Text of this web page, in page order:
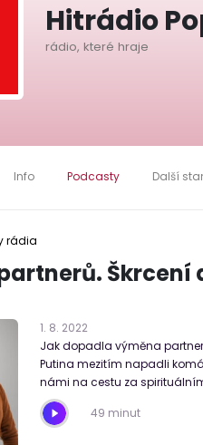
Hitrádio
rádio, které hraje
Info Podcasty Další
rádia
Škrcení
1. 8. 2022
Jak dopadla výměna
Putina mezitím napadli
námi na cestu za
49 minut